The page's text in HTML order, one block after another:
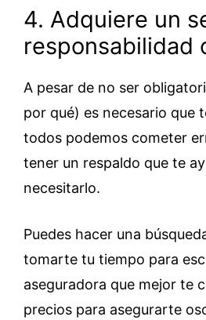
4. Adquiere un
responsabilidad
A pesar de no ser
por qué) es necesario que
todos podemos cometer
tener un respaldo que te
necesitarlo.
Puedes hacer una
tomarte tu tiempo para
aseguradora que mejor te
precios para asegurarte